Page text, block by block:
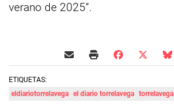
verano de 2025”.
ETIQUETAS:
eldiariotorrelavega el diario torrelavega torrelavega